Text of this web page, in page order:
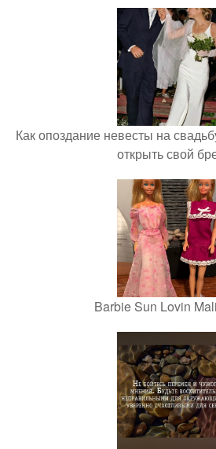
Как опоздание невесты на
открыть свой
Barbie Sun Lovin